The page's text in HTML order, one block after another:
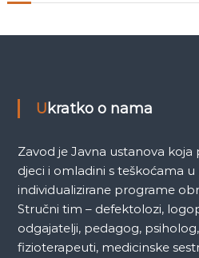
Ukratko o nama
Zavod je Javna ustanova
djeci i omladini s teškoćama u
individualizirane programe
Stručni tim – defektolozi,
odgajatelji, pedagog,
fizioterapeuti, medicinske